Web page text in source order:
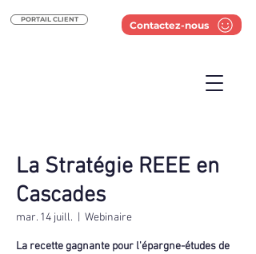
PORTAIL CLIENT Contactez-nous
La Stratégie REEE en
Cascades
mar. 14 juill. Webinaire
La recette gagnante pour l'épargne-études de